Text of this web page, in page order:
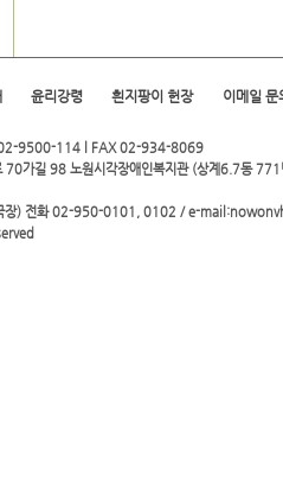
윤리강령 흰지팡이 헌장 이메일 문
02-9500-114 l FAX 02-934-8069
가길 98 노원시각장애인복지관 (상계6.7동 771
국장) 전화 02-950-0101, 0102 / e-